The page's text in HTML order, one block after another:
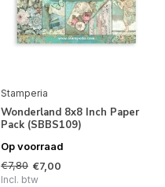
Stamperia
Wonderland 8x8 Inch Paper
Pack (SBBS109)
Op voorraad
€7,80 €7,00
Incl. btw